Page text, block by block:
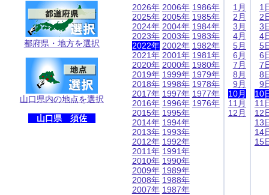
都府県・地方を選択
山口県内の地点を選択
山口県 須佐
2026年
2025年
2024年
2023年
2022年
2021年
2020年
2019年
2018年
2017年
2016年
2015年
2014年
2013年
2012年
2011年
2010年
2009年
2008年
2007年
2006年
2005年
2004年
2003年
2002年
2001年
2000年
1999年
1998年
1997年
1996年
1995年
1994年
1993年
1992年
1991年
1990年
1989年
1988年
1987年
1986年
1985年
1984年
1983年
1982年
1981年
1980年
1979年
1978年
1977年
1976年
1月
2月
3月
4月
5月
6月
7月
8月
9月
10月
11月
12月
1
2
3
4
5
6
7
8
9
10
11
12
13
14
15